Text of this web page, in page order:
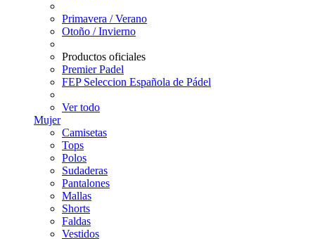
Primavera / Verano
Otoño / Invierno
Productos oficiales
Premier Padel
FEP Seleccion Española de Pádel
Ver todo
Mujer
Camisetas
Tops
Polos
Sudaderas
Pantalones
Mallas
Shorts
Faldas
Vestidos